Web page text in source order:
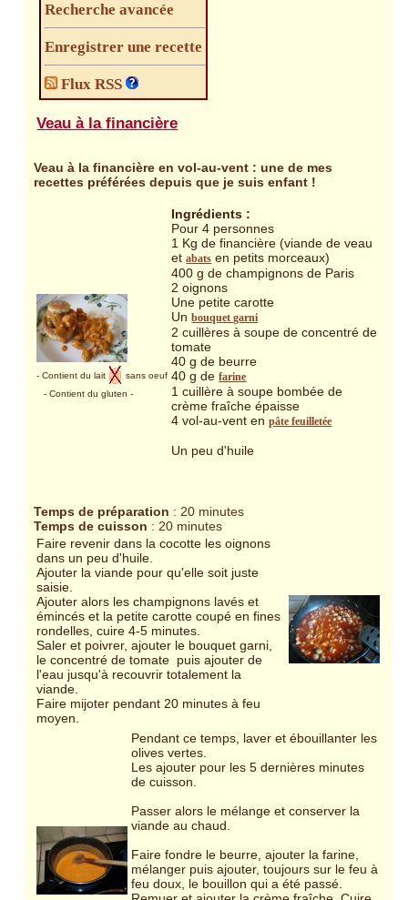
Recherche avancée
Enregistrer une recette
Flux RSS
Veau à la financière
Veau à la financière en vol-au-vent : une de mes
recettes préférées depuis que je suis enfant !
- Contient du lait
sans oeuf
- Contient du gluten-
Ingrédients :
Pour 4 personnes
1 Kg de financière (viande de veau
etabats en petits morceaux)
400 g de champignons de Paris
2 oignons
Une petite carotte
Unbouquet garni
2 cuillères à soupe de concentré de
tomate
40 g de beurre
40 g defarine
1 cuillère à soupe bombée de
crème fraîche épaisse
4 vol-au-vent enpâte feuilletée
Un peu d'huile
Temps de préparation : 20 minutes
Temps de cuisson : 20 minutes
Faire revenir dans la cocotte les oignons
dans un peu d'huile.
Ajouter la viande pour qu'elle soit juste
saisie.
Ajouter alors les champignons lavés et
émincés et la petite carotte coupé en fines
rondelles, cuire 4-5 minutes.
Saler et poivrer, ajouter le bouquet garni,
le concentré de tomate puis ajouter de
l'eau jusqu'à recouvrir totalement la
viande.
Faire mijoter pendant 20 minutes à feu
moyen.
Pendant ce temps, laver et ébouillanter les
olives vertes.
Les ajouter pour les 5 dernières minutes
de cuisson.
Passer alors le mélange et conserver la
viande au chaud.
Faire fondre le beurre, ajouter la farine,
mélanger puis ajouter, toujours sur le feu à
feu doux, le bouillon qui a été passé.